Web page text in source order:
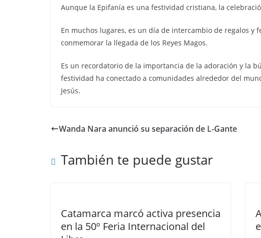
Aunque la Epifanía es una festividad cristiana, la
En muchos lugares, es un día de intercambio de regalos y
conmemorar la llegada de los Reyes Magos.
Es un recordatorio de la importancia de la adoración y la
festividad ha conectado a comunidades alrededor del
Jesús.
Wanda Nara anunció su separación de L-Gante
También te puede gustar
Catamarca marcó activa presencia
en la 50º Feria Internacional del